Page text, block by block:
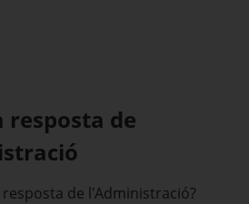
resposta de
de l'Administració?